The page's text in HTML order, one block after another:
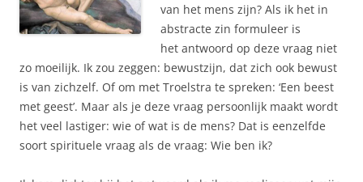
van het mens zijn? Als ik het in
abstracte zin formuleer is
het antwoord op deze vraag niet
zo moeilijk. Ik zou zeggen: bewustzijn, dat zich ook bewust
is van zichzelf. Of om met Troelstra te spreken: ‘Een beest
met geest’. Maar als je deze vraag persoonlijk maakt wordt
het veel lastiger: wie of wat is de mens? Dat is eenzelfde
soort spirituele vraag als de vraag: Wie ben ik?